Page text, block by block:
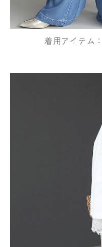
着用アイテム：